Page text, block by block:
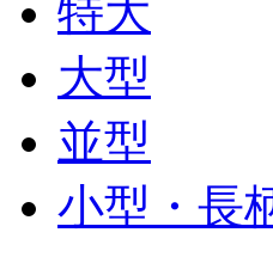
特大
大型
並型
小型・長